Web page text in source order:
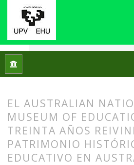
Inicio
EL AUSTRALIAN
MUSEUM OF
TREINTA AÑOS
PATRIMONIO
EDUCATIVO EN